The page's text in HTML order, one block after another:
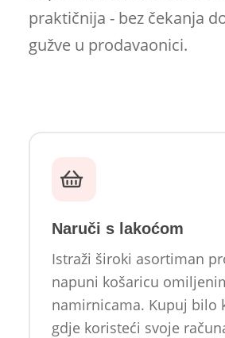
praktičnija - bez čekanja
gužve u prodavaonici.
Naruči s lakoćom
Istraži široki asortiman
napuni košaricu
namirnicama. Kupuj bilo
gdje koristeći svoje